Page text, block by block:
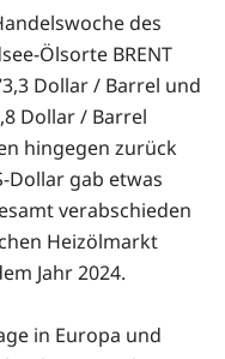
des
Ölsorte BRENT
Dollar / Barrel und
Dollar / Barrel
hingegen zurück
Dollar gab etwas
verabschieden
Heizölmarkt
Jahr 2024.
in Europa und